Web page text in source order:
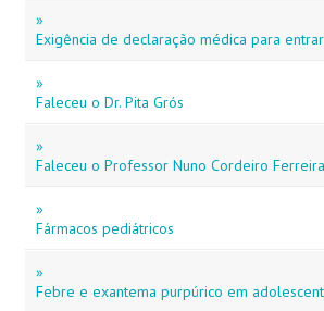
»
Exigência de declaração médica para
»
Faleceu o Dr. Pita Grós
»
Faleceu o Professor Nuno Cordeiro Ferreira
»
Fármacos pediátricos
»
Febre e exantema purpúrico em